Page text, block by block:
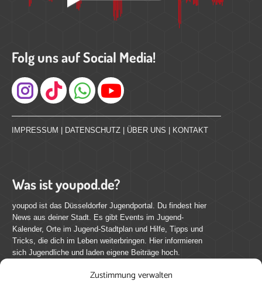
Zustimmung verwalten
Folg uns auf Social Media!
Instagram
IMPRESSUM DATENSCHUTZ ÜBER UNS KONTAKT
Was ist youpod.de?
youpod ist das Düsseldorfer Jugendportal. Du findest hier
News aus deiner Stadt. Es gibt Events im Jugend-
Kalender, Orte im Jugend-Stadtplan und Hilfe, Tipps und
Tricks, die dich im Leben weiterbringen. Hier informieren
sich Jugendliche und laden eigene Beiträge hoch.
Mach mit bei youpod.de!